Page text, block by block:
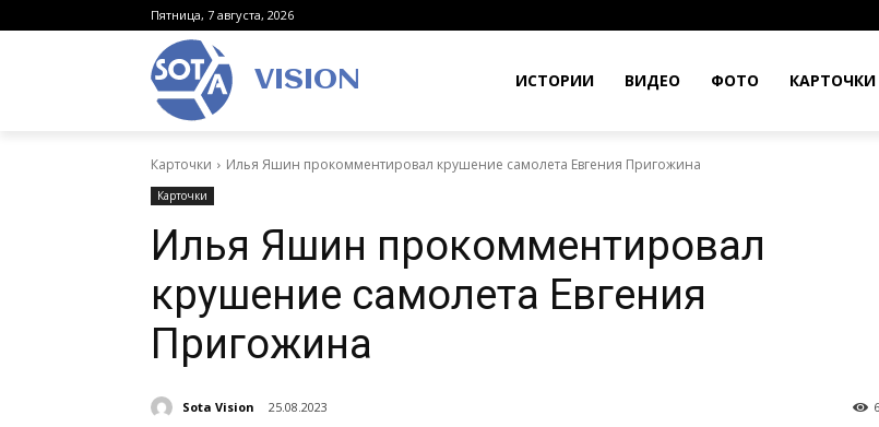
Пятница, 7 августа, 2026
VISION ИСТОРИИ ВИДЕО ФОТО КАРТОЧКИ
Карточки Илья Яшин прокомментировал крушение самолета Евгения Пригожина
Карточки
Илья Яшин прокомментировал
крушение самолета Евгения
Пригожина
Sota Vision 25.08.2023